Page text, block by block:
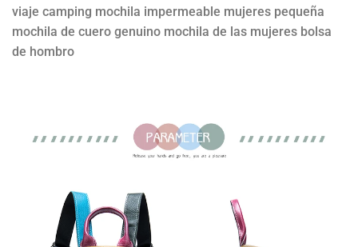
viaje camping mochila impermeable mujeres pequeña
mochila de cuero genuino mochila de las mujeres bolsa
de hombro